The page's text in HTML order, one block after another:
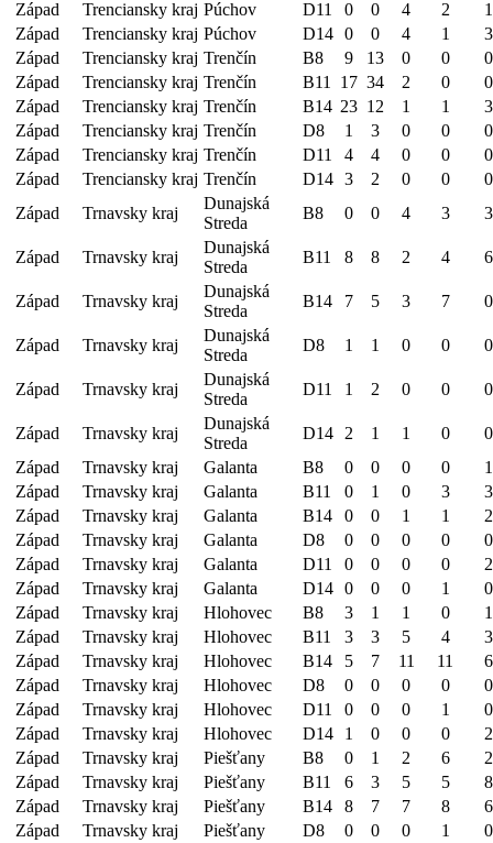
Západ Trenciansky kraj Púchov D11 0 0 4 2
1
Západ
Trenciansky kraj Púchov D14 0 0 4 1
3
Západ
Trenciansky kraj Trenčín B8 9 13 0 0
0
Západ
Trenciansky kraj Trenčín B11 17 34 2 0
0
Západ
Trenciansky kraj Trenčín B14 23 12 1 1
3
Západ
Trenciansky kraj Trenčín D8 1 3 0 0
0
Západ
Trenciansky kraj Trenčín D11 4 4 0 0
0
Západ
Trenciansky kraj Trenčín D14 3 2 0 0
0
Západ
Trnavsky kraj
Dunajská
Streda
B8 0 0 4 3 3
Západ Trnavsky kraj
Dunajská
Streda
B11 8 8 2 4 6
Západ Trnavsky kraj
Dunajská
Streda
B14 7 5 3 7 0
Západ Trnavsky kraj
Dunajská
Streda
D8 1 1 0 0 0
Západ Trnavsky kraj
Dunajská
Streda
D11 1 2 0 0 0
Západ Trnavsky kraj
Dunajská
Streda
D14 2 1 1 0
0
Západ
Trnavsky kraj Galanta B8 0 0 0 0
1
Západ
Trnavsky kraj Galanta B11 0 1 0 3
3
Západ
Trnavsky kraj Galanta B14 0 0 1 1
2
Západ
Trnavsky kraj Galanta D8 0 0 0 0
0
Západ
Trnavsky kraj Galanta D11 0 0 0 0
2
Západ
Trnavsky kraj Galanta D14 0 0 0 1
0
Západ
Trnavsky kraj Hlohovec B8 3 1 1 0
1
Západ
Trnavsky kraj Hlohovec B11 3 3 5 4
3
Západ
Trnavsky kraj Hlohovec B14 5 7 11 11
6
Západ
Trnavsky kraj Hlohovec D8 0 0 0 0
0
Západ
Trnavsky kraj Hlohovec D11 0 0 0 1
0
Západ
Trnavsky kraj Hlohovec D14 1 0 0 0
2
Západ
Trnavsky kraj Piešťany B8 0 1 2 6
2
Západ
Trnavsky kraj Piešťany B11 6 3 5 5
8
Západ
Trnavsky kraj Piešťany B14 8 7 7 8
6
Západ
Trnavsky kraj Piešťany D8 0 0 0 1
0